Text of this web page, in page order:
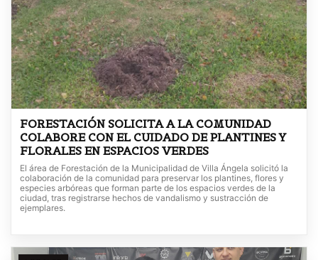
FORESTACIÓN SOLICITA A LA COMUNIDAD
COLABORE CON EL CUIDADO DE PLANTINES Y
FLORALES EN ESPACIOS VERDES
El área de Forestación de la Municipalidad de Villa Ángela solicitó la
colaboración de la comunidad para preservar los plantines, flores y
especies arbóreas que forman parte de los espacios verdes de la
ciudad, tras registrarse hechos de vandalismo y sustracción de
ejemplares.